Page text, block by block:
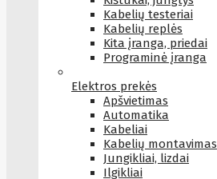
Kabelių testeriai
Kabelių replės
Kita įranga, priedai
Programinė įranga
Elektros prekės
Apšvietimas
Automatika
Kabeliai
Kabelių montavimas
Jungikliai, lizdai
Ilgikliai